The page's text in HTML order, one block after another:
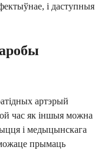
і даступныя
артэрый
час як іншыя можна
і медыцынскага
прымаць